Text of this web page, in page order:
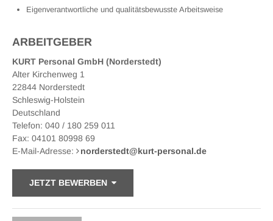
Eigenverantwortliche und qualitätsbewusste Arbeitsweise
ARBEITGEBER
KURT Personal GmbH (Norderstedt)
Alter Kirchenweg 1
22844 Norderstedt
Schleswig-Holstein
Deutschland
Telefon: 040 / 180 259 011
Fax: 04101 80998 69
E-Mail-Adresse:
norderstedt@kurt-personal.de
JETZT BEWERBEN